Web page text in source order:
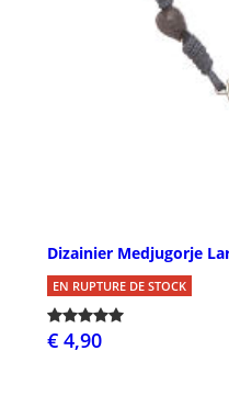
Dizainier Medjugorje
EN RUPTURE DE STOCK
€ 4,90